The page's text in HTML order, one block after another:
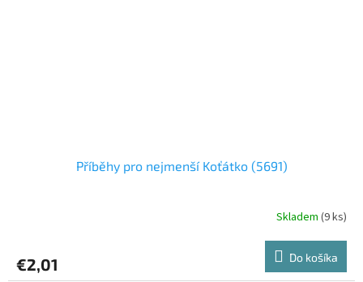
Příběhy pro nejmenší Koťátko (5691)
Skladem (9 ks)
€2,01 Do košíka